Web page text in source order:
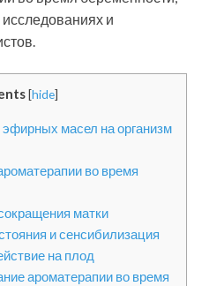
и
[hide]
масел на организм
во время
матки
и сенсибилизация
на плод
ароматерапии во время